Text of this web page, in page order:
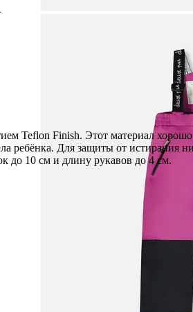
Teflon Finish. Этот материал
ребёнка. Для защиты от
до 10 см и длину рукавов до 4 см.